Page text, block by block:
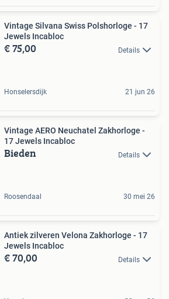
Vintage Silvana Swiss Polshorloge - 17
Jewels Incabloc
€ 75,00 Details
Honselersdijk 21 jun 26
Vintage AERO Neuchatel Zakhorloge -
17 Jewels Incabloc
Bieden Details
Roosendaal 30 mei 26
Antiek zilveren Velona Zakhorloge - 17
Jewels Incabloc
€ 70,00 Details